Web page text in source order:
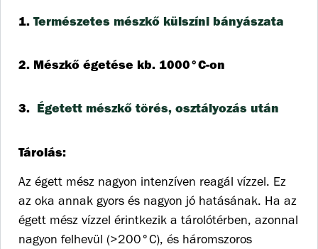
1. Természetes mészkő külszíni bányászata
2. Mészkő égetése kb. 1000°C-on
3. Égetett mészkő törés, osztályozás után
Tárolás:
Az égett mész nagyon intenzíven reagál vízzel. Ez
az oka annak gyors és nagyon jó hatásának. Ha az
égett mész vízzel érintkezik a tárolótérben, azonnal
nagyon felhevül (>200°C), és háromszoros